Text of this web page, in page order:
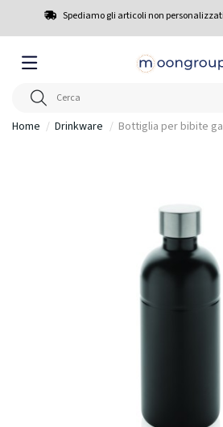
Spediamo gli articoli non
Home Drinkware Bottiglia per bibite